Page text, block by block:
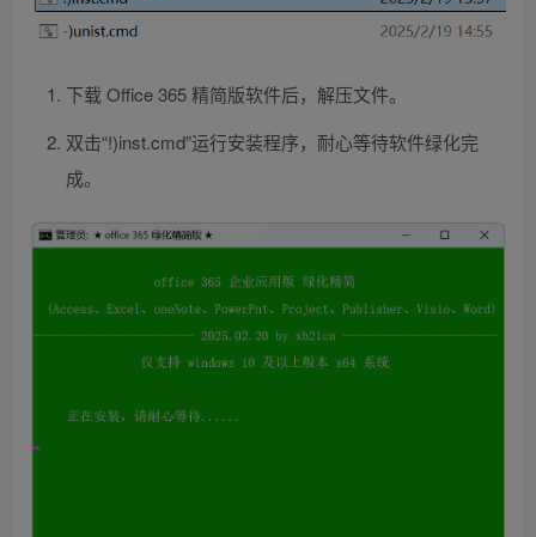
下载 Office 365 精简版软件后，解压文件。
双击“!)inst.cmd”运行安装程序，耐心等待软件绿化完
成。